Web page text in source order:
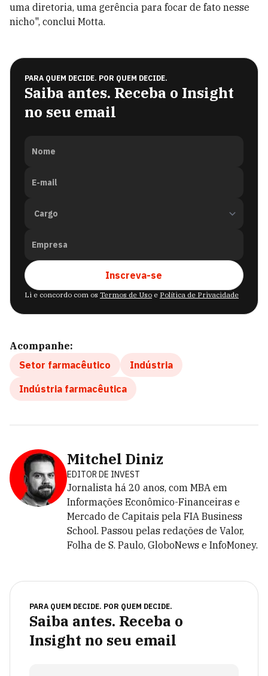
uma diretoria, uma gerência para focar de fato nesse
nicho", conclui Motta.
PARA QUEM DECIDE. POR QUEM DECIDE.
Saiba antes. Receba o Insight
no seu email
Nome
E-mail
Empresa
Inscreva-se
Li e concordo com os Termos de Uso e Política de Privacidade
Acompanhe:
Setor farmacêutico
Indústria
Indústria farmacêutica
Mitchel Diniz
EDITOR DE INVEST
Jornalista há 20 anos, com MBA em
Informações Econômico-Financeiras e
Mercado de Capitais pela FIA Business
School. Passou pelas redações de Valor,
Folha de S. Paulo, GloboNews e InfoMoney.
PARA QUEM DECIDE. POR QUEM DECIDE.
Saiba antes. Receba o
Insight no seu email